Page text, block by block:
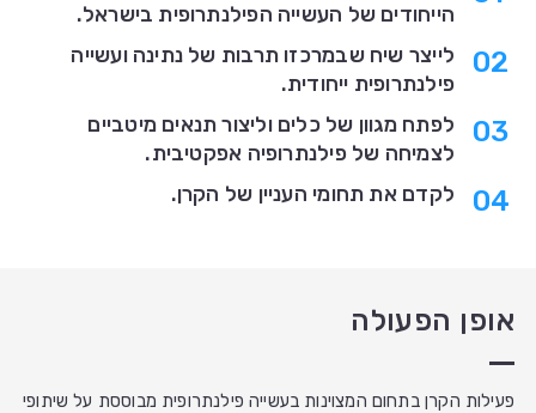
הייחודים של העשייה הפילנתרופית בישראל.
לייצר שיח שבמרכזו תרבות של נתינה ועשייה
פילנתרופית ייחודית.
לפתח מגוון של כלים וליצור תנאים מיטביים
לצמיחה של פילנתרופיה אפקטיבית.
לקדם את תחומי העניין של הקרן.
אופן הפעולה
פעילות הקרן בתחום המצוינות בעשייה פילנתרופית מבוססת על שיתופי